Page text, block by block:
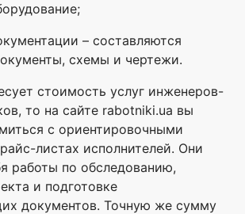
– составляются
схемы и чертежи.
стоимость услуг инженеров-
то на сайте rabotniki.ua вы
с ориентировочными
листах исполнителей. Они
работы по обследованию,
и подготовке
документов. Точную же сумму